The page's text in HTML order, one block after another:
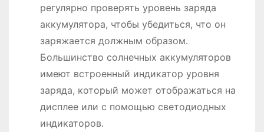
регулярно проверять уровень заряда
аккумулятора, чтобы убедиться, что он
заряжается должным образом․
Большинство солнечных аккумуляторов
имеют встроенный индикатор уровня
заряда, который может отображаться на
дисплее или с помощью светодиодных
индикаторов․